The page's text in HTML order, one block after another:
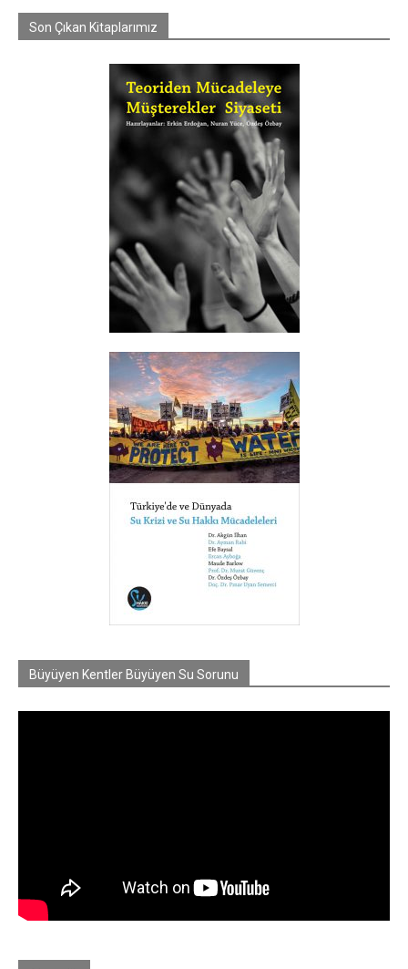
Son Çıkan Kitaplarımız
Büyüyen Kentler Büyüyen Su Sorunu